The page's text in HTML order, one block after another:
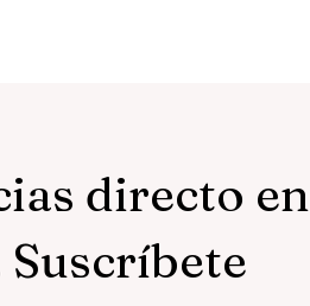
directo en